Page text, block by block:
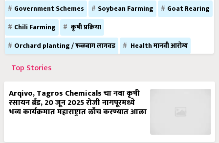
Government Schemes Soybean Farming
Goat Rearing
Chili Farming
कृषी प्रक्रिया
Orchard planting / फळबाग लागवड
Health मानवी आरोग्य
Top Stories
Arqivo, Tagros Chemicals चा नवा कृषी
रसायन ब्रँड, 20 जून 2025 रोजी नागपूरमध्ये
भव्य कार्यक्रमात महाराष्ट्रात लाँच करण्यात आला